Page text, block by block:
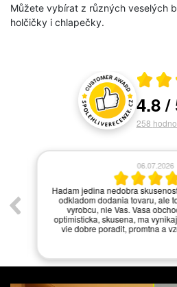
Můžete vybírat z různých veselých
holčičky i chlapečky.
Průměrné
4.8/
258
06.07.2026
Hadam jedina nedobra
odkladom dodania tovaru, ale
vyrobcu, nie Vas. Vasa
optimisticka, skusena, ma
vie dobre poradit, promtna a